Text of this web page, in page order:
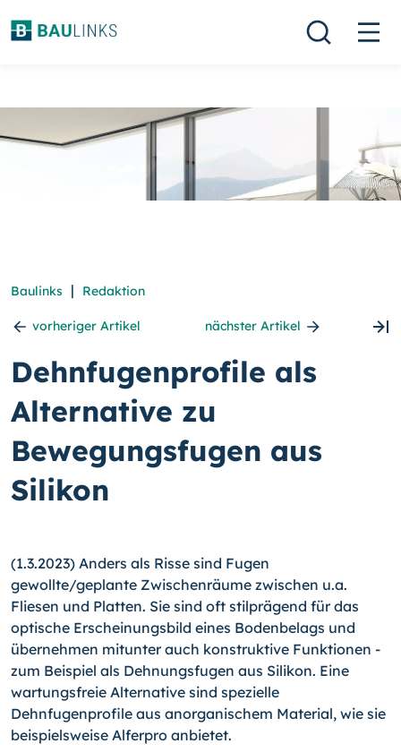
Baulinks | Redaktion
vorheriger Artikel nächster Artikel
Dehnfugenprofile als
Alternative zu
Bewegungsfugen aus
Silikon
(1.3.2023) Anders als Risse sind Fugen
gewollte/geplante Zwischenräume zwischen u.a.
Fliesen und Platten. Sie sind oft stilprägend für das
optische Erscheinungsbild eines Bodenbelags und
übernehmen mitunter auch konstruktive Funktionen -
zum Beispiel als Dehnungsfugen aus Silikon. Eine
wartungsfreie Alternative sind spezielle
Dehnfugenprofile aus anorganischem Material, wie sie
beispielsweise Alferpro anbietet.